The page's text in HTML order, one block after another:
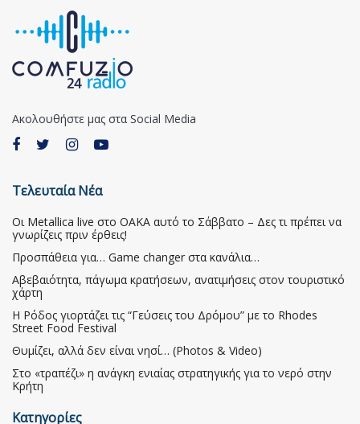
Ακολουθήστε μας στα Social Media
Τελευταία Νέα
Οι Metallica live στο ΟΑΚΑ αυτό το Σάββατο – Δες τι πρέπει να
γνωρίζεις πριν έρθεις!
Προσπάθεια για… Game changer στα κανάλια…
Αβεβαιότητα, πάγωμα κρατήσεων, ανατιμήσεις στον τουριστικό
χάρτη
Η Ρόδος γιορτάζει τις “Γεύσεις του Δρόμου” με το Rhodes
Street Food Festival
Θυμίζει, αλλά δεν είναι νησί… (Photos & Video)
Στο «τραπέζι» η ανάγκη ενιαίας στρατηγικής για το νερό στην
Κρήτη
Κατηγορίες